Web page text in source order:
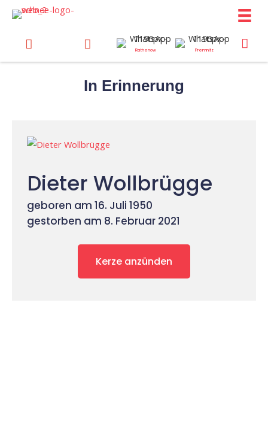
Zum
Inhalt
springen
Rathenow Premnitz
In Erinnerung
Dieter Wollbrügge
geboren am 16. Juli 1950
gestorben am 8. Februar 2021
Kerze anzünden